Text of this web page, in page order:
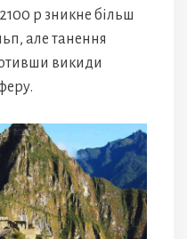
р зникне більш
але танення
викиди